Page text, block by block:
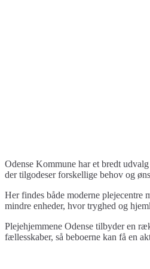
Odense Kommune har et bredt
der tilgodeser forskellige behov og
Her findes både moderne plejecentre
mindre enheder, hvor tryghed og
Plejehjemmene Odense tilbyder en
fællesskaber, så beboerne kan få en